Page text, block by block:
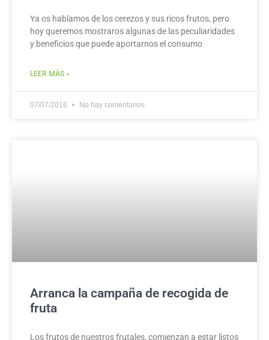
Ya os hablamos de los cerezos y sus ricos frutos, pero
hoy queremos mostraros algunas de las peculiaridades
y beneficios que puede aportarnos el consumo
LEER MÁS »
07/07/2016 No hay comentarios
Arranca la campaña de recogida de
fruta
Los frutos de nuestros frutales, comienzan a estar listos